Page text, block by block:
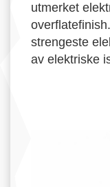
utmerket
strengeste
av elektriske